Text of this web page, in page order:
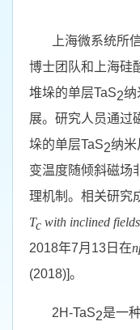
上海微系统所
博士团队和上海硅
堆垛的单层TaS2纳
展。研究人员通过
垛的单层TaS2纳米
变温度随倾斜磁场
理机制。相关研究
Tc with inclined
2018年7月 13 日在
(2018)]。
2H-TaS2是一